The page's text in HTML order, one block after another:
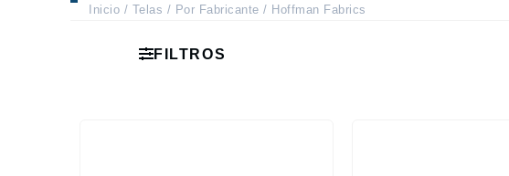
Inicio / Telas / Por Fabricante / Hoffman Fabrics
FILTROS